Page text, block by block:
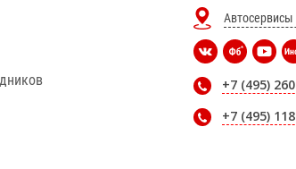
Автосервисы
+7 (495)
+7 (495)